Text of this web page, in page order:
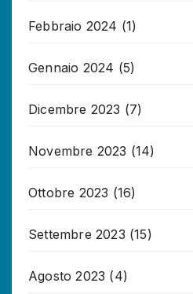
Febbraio 2024 (1)
Gennaio 2024 (5)
Dicembre 2023 (7)
Novembre 2023 (14)
Ottobre 2023 (16)
Settembre 2023 (15)
Agosto 2023 (4)